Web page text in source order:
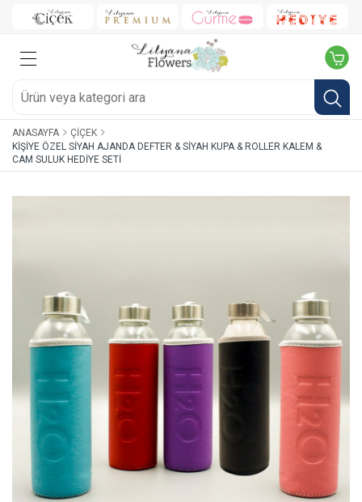
ANASAYFA
ÇIÇEK
KIŞIYE ÖZEL SIYAH AJANDA DEFTER & SIYAH KUPA & ROLLER KALEM &
CAM SULUK HEDIYE SETI